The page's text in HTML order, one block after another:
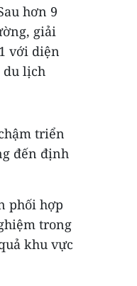
hơn 9
giải
với diện
du lịch
triển
đến định
phối hợp
trong
khu vực